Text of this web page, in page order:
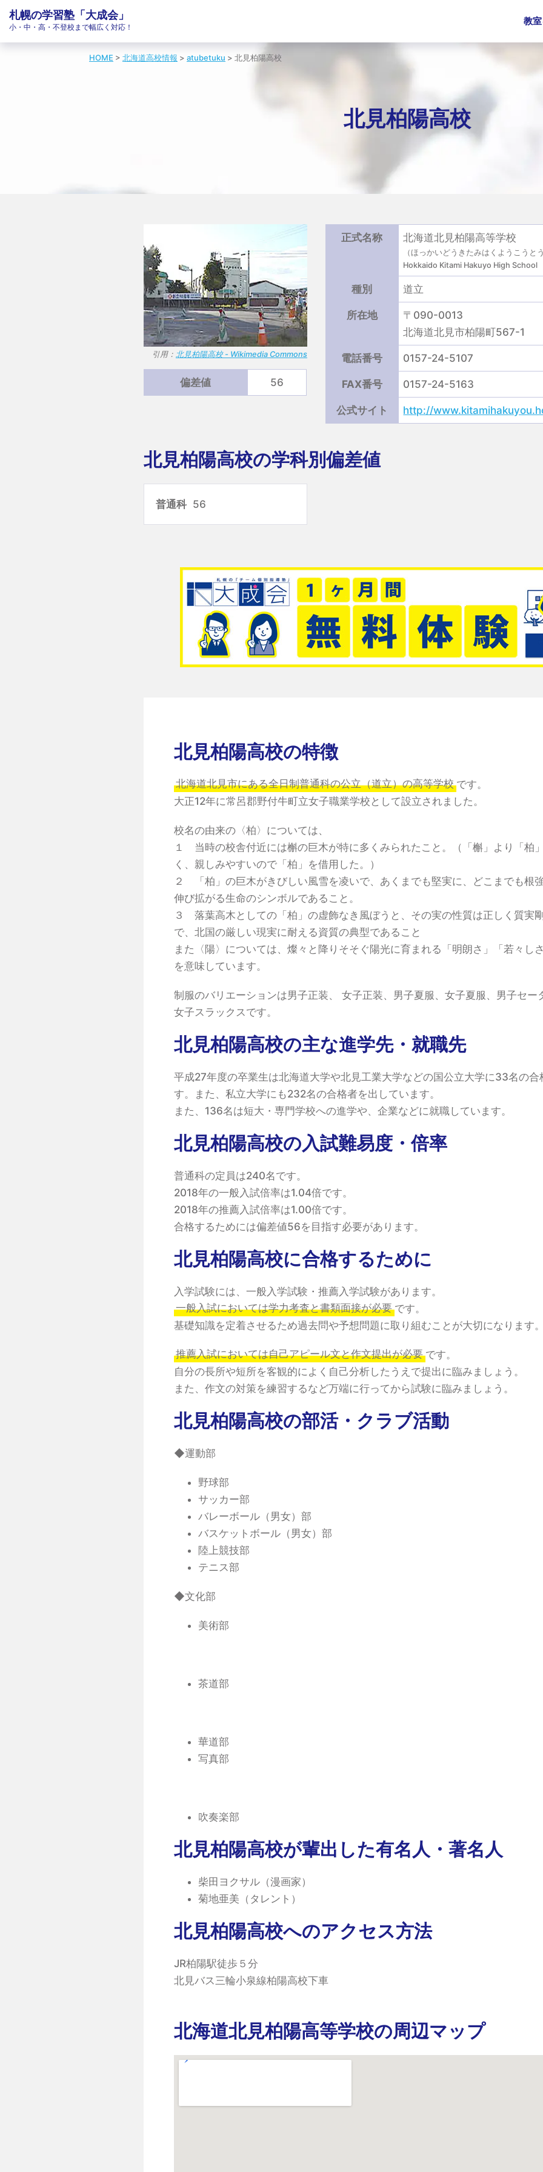
札幌の学習塾「大成会」
小・中・高・不登校まで幅広く対応！
教
HOME > 北海道高校情報 > atubetuku > 北見柏陽高校
北見柏陽高校
引用： 北見柏陽高校 - Wikimedia Commons
偏差値 56
正式名称 北海道北見柏陽高等学校
（ほっかいどうきたみはくようこうと
Hokkaido Kitami Hakuyo High School
種別 道立
所在地
〒090-0013
北海道北見市柏陽町567-1
電話番号 0157-24-5107
FAX番号 0157-24-5163
公式サイト http://
北見柏陽高校の学科別偏差値
普通科 56
北見柏陽高校の特徴
北海道北見市にある全日制普通科の公立（道立）の高等学校です。
大正12年に常呂郡野付牛町立女子職業学校として設立されました。
校名の由来の〈柏〉については、
１ 当時の校舎付近には槲の巨木が特に多くみられたこと。（「槲」より「柏
く、親しみやすいので「柏」を借用した。）
２ 「柏」の巨木がきびしい風雪を凌いで、あくまでも堅実に、どこまでも根
伸び拡がる生命のシンボルであること。
３ 落葉高木としての「柏」の虚飾なき風ぼうと、その実の性質は正しく質実
で、北国の厳しい現実に耐える資質の典型であること
また〈陽〉については、燦々と降りそそぐ陽光に育まれる「明朗さ」「若々し
を意味しています。
制服のバリエーションは男子正装、 女子正装、男子夏服、女子夏服、男子セー
女子スラックスです。
北見柏陽高校の主な進学先・就職先
平成27年度の卒業生は北海道大学や北見工業大学などの国公立大学に33名の合
す。また、私立大学にも232名の合格者を出しています。
また、136名は短大・専門学校への進学や、企業などに就職しています。
北見柏陽高校の入試難易度・倍率
普通科の定員は240名です。
2018年の一般入試倍率は1.04倍です。
2018年の推薦入試倍率は1.00倍です。
合格するためには偏差値56を目指す必要があります。
北見柏陽高校に合格するために
入学試験には、一般入学試験・推薦入学試験があります。
一般入試においては学力考査と書類面接が必要です。
基礎知識を定着させるため過去問や予想問題に取り組むことが大切になります
推薦入試においては自己アピール文と作文提出が必要です。
自分の長所や短所を客観的によく自己分析したうえで提出に臨みましょう。
また、作文の対策を練習するなど万端に行ってから試験に臨みましょう。
北見柏陽高校の部活・クラブ活動
◆運動部
野球部
サッカー部
バレーボール（男女）部
バスケットボール（男女）部
陸上競技部
テニス部
◆文化部
美術部
茶道部
華道部
写真部
吹奏楽部
北見柏陽高校が輩出した有名人・著名人
柴田ヨクサル（漫画家）
菊地亜美（タレント）
北見柏陽高校へのアクセス方法
JR柏陽駅徒歩５分
北見バス三輪小泉線柏陽高校下車
北海道北見柏陽高等学校の周辺マップ